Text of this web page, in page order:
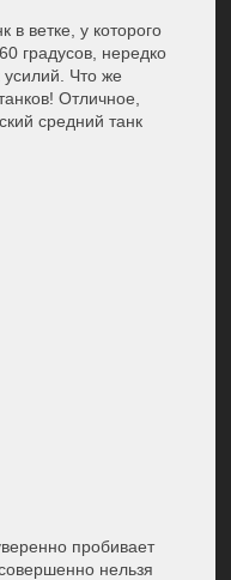
ветке, у которого
градусов, нередко
Что же
Отличное,
средний танк
пробивает
нельзя